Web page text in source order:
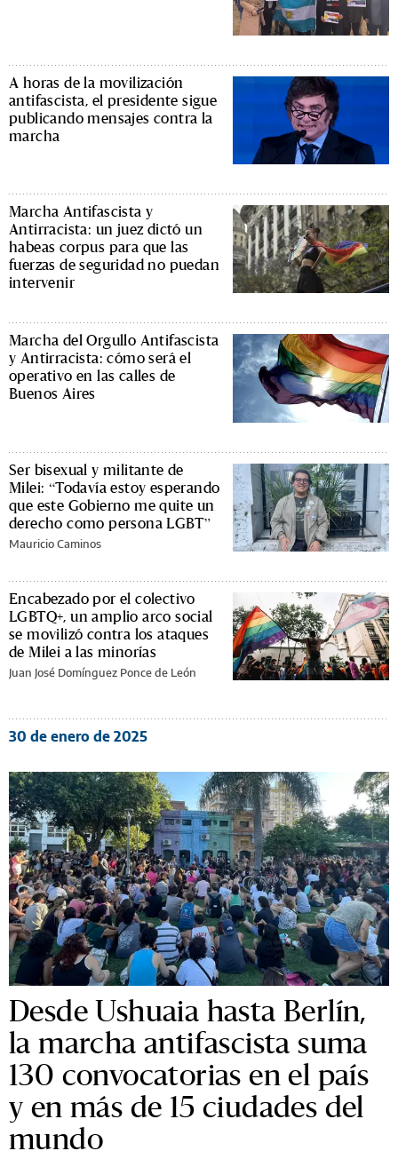
A horas de la movilización
antifascista, el presidente sigue
publicando mensajes contra la
marcha
Marcha Antifascista y
Antirracista: un juez dictó un
habeas corpus para que las
fuerzas de seguridad no puedan
intervenir
Marcha del Orgullo Antifascista
y Antirracista: cómo será el
operativo en las calles de
Buenos Aires
Ser bisexual y militante de
Milei: “Todavía estoy esperando
que este Gobierno me quite un
derecho como persona LGBT”
Mauricio Caminos
Encabezado por el colectivo
LGBTQ+, un amplio arco social
se movilizó contra los ataques
de Milei a las minorías
Juan José Domínguez Ponce de León
30 de enero de 2025
Desde Ushuaia hasta Berlín,
la marcha antifascista suma
130 convocatorias en el país
y en más de 15 ciudades del
mundo